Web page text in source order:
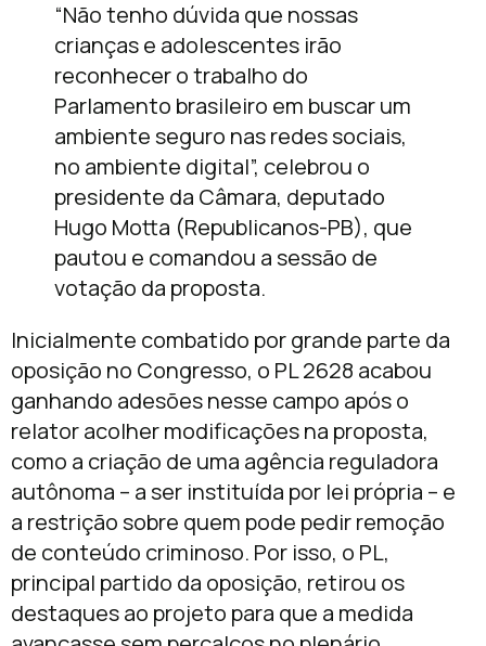
“Não tenho dúvida que nossas
crianças e adolescentes irão
reconhecer o trabalho do
Parlamento brasileiro em buscar um
ambiente seguro nas redes sociais,
no ambiente digital”, celebrou o
presidente da Câmara, deputado
Hugo Motta (Republicanos-PB), que
pautou e comandou a sessão de
votação da proposta.
Inicialmente combatido por grande parte da
oposição no Congresso, o PL 2628 acabou
ganhando adesões nesse campo após o
relator acolher modificações na proposta,
como a criação de uma agência reguladora
autônoma – a ser instituída por lei própria – e
a restrição sobre quem pode pedir remoção
de conteúdo criminoso. Por isso, o PL,
principal partido da oposição, retirou os
destaques ao projeto para que a medida